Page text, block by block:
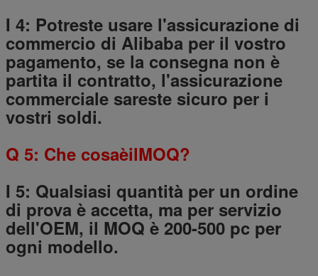
I 4: Potreste usare l'assicurazione di
commercio di Alibaba per il vostro
pagamento, se la consegna non è
partita il contratto, l'assicurazione
commerciale sareste sicuro per i
vostri soldi.
Q 5: Che cosaèilMOQ?
I 5: Qualsiasi quantità per un ordine
di prova è accetta, ma per servizio
dell'OEM, il MOQ è 200-500 pc per
ogni modello.